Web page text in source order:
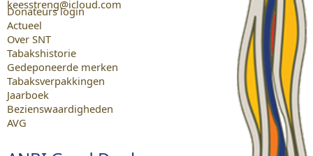
keesstreng@icloud.com
Donateurs login
Actueel
Over SNT
Tabakshistorie
Gedeponeerde merken
Tabaksverpakkingen
Jaarboek
Bezienswaardigheden
AVG